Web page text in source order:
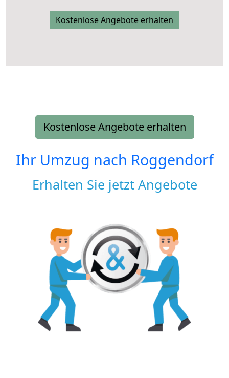
Kostenlose Angebote erhalten
Kostenlose Angebote erhalten
Ihr Umzug nach Roggendorf
Erhalten Sie jetzt Angebote